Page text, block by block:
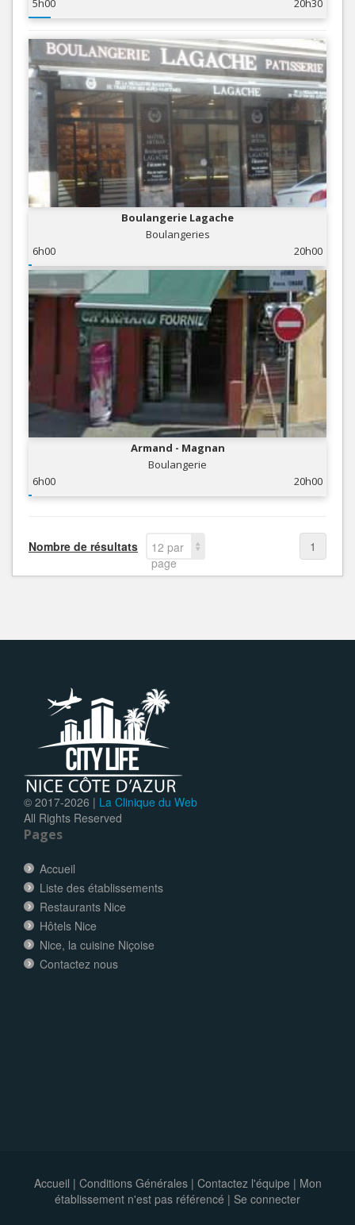
5h00
20h30
Boulangerie Lagache
Boulangeries
6h00
20h00
Armand - Magnan
Boulangerie
6h00
20h00
Nombre de résultats
12 par
page
1
© 2017-2026 | La Clinique du Web
All Rights Reserved
Pages
Accueil
Liste des établissements
Restaurants Nice
Hôtels Nice
Nice, la cuisine Niçoise
Contactez nous
Accueil | Conditions Générales| Contactez l'équipe | Mon
établissement n'est pas référencé | Se connecter